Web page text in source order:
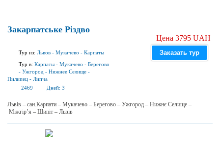
Закарпатське Різдво
Тур из: Львов - Мукачево - Карпаты
Тур в: Карпаты - Мукачево - Берегово
- Ужгород - Нижнее Селище -
Пилипец - Липча
2469
Дней: 3
Цена 3795 UAH
Заказать тур
Львів – сан.Карпати – Мукачево – Берегово – Ужгород – Нижнє Селище –
Міжгір’я – Шипіт – Львів